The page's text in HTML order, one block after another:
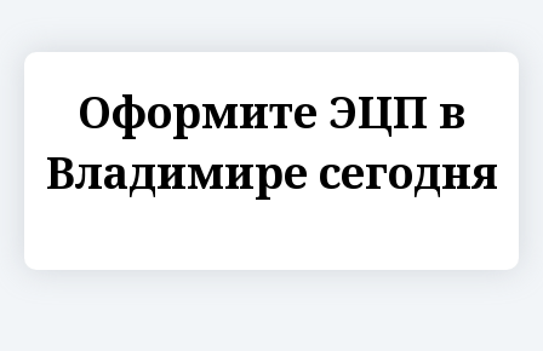
Оформите ЭЦП в
Владимире сегодня